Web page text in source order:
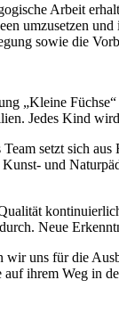
Arbeit
umzusetzen
sowie die
„Kleine
Jedes Kind
setzt sich
und
Neue
wir uns für die
ihrem Weg in